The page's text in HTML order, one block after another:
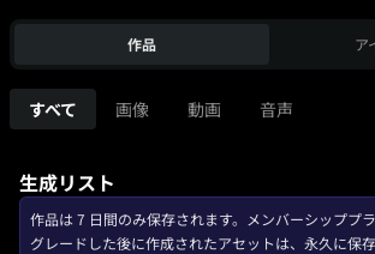
作品 ア
すべて 画像 動画 音声
生成リスト
作品は 7 日間のみ保存されます。メンバーシッププ
グレードした後に作成されたアセットは、永久に保存